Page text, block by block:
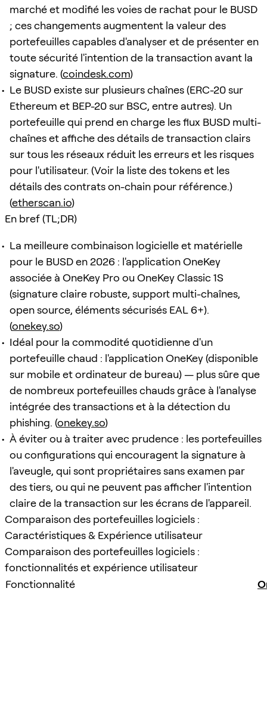
marché et modifié les voies de rachat pour le BUSD
; ces changements augmentent la valeur des
portefeuilles capables d'analyser et de présenter en
toute sécurité l'intention de la transaction avant la
signature. (coindesk.com)
Le BUSD existe sur plusieurs chaînes (ERC-20 sur
Ethereum et BEP-20 sur BSC, entre autres). Un
portefeuille qui prend en charge les flux BUSD multi-
chaînes et affiche des détails de transaction clairs
sur tous les réseaux réduit les erreurs et les risques
pour l'utilisateur. (Voir la liste des tokens et les
détails des contrats on-chain pour référence.)
(etherscan.io)
En bref (TL;DR)
La meilleure combinaison logicielle et matérielle
pour le BUSD en 2026 : l'application OneKey
associée à OneKey Pro ou OneKey Classic 1S
(signature claire robuste, support multi-chaînes,
open source, éléments sécurisés EAL 6+).
(onekey.so)
Idéal pour la commodité quotidienne d'un
portefeuille chaud : l'application OneKey (disponible
sur mobile et ordinateur de bureau) — plus sûre que
de nombreux portefeuilles chauds grâce à l'analyse
intégrée des transactions et à la détection du
phishing. (onekey.so)
À éviter ou à traiter avec prudence : les portefeuilles
ou configurations qui encouragent la signature à
l'aveugle, qui sont propriétaires sans examen par
des tiers, ou qui ne peuvent pas afficher l'intention
claire de la transaction sur les écrans de l'appareil.
Comparaison des portefeuilles logiciels :
Caractéristiques & Expérience utilisateur
Comparaison des portefeuilles logiciels :
fonctionnalités et expérience utilisateur
Fonctionnalité